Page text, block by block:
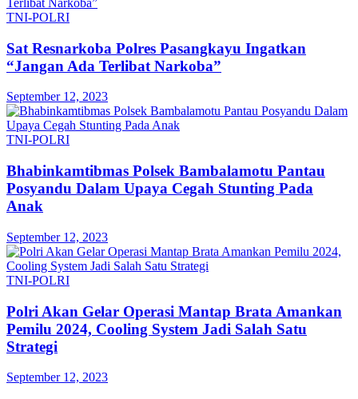
TNI-POLRI
Sat Resnarkoba Polres Pasangkayu Ingatkan
“Jangan Ada Terlibat Narkoba”
September 12, 2023
TNI-POLRI
Bhabinkamtibmas Polsek Bambalamotu Pantau
Posyandu Dalam Upaya Cegah Stunting Pada
Anak
September 12, 2023
TNI-POLRI
Polri Akan Gelar Operasi Mantap Brata Amankan
Pemilu 2024, Cooling System Jadi Salah Satu
Strategi
September 12, 2023